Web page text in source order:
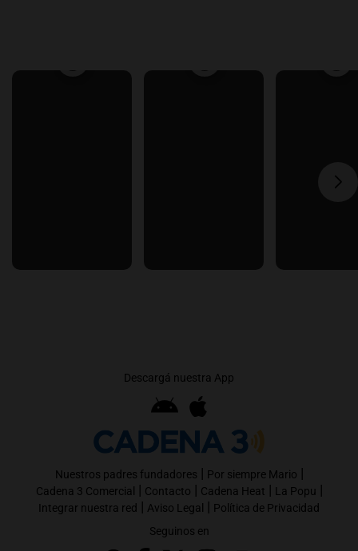
Descargá nuestra App
Nuestros padres fundadores | Por siempre Mario |
Cadena 3 Comercial | Contacto | Cadena Heat | La Popu |
Integrar nuestra red | Aviso Legal | Política de Privacidad
Seguinos en